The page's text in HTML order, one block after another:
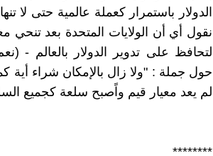
الدولار باستمرار كعملة عالمية حتى لا
نقول أي أن الولايات المتحدة بعد تنحي
لتحافظ على تدوير الدولار بالعالم -
حول جملة : "ولا زال بالإمكان شراء أية
لم يعد معيار قيم واًصبح سلعة كجميع
********